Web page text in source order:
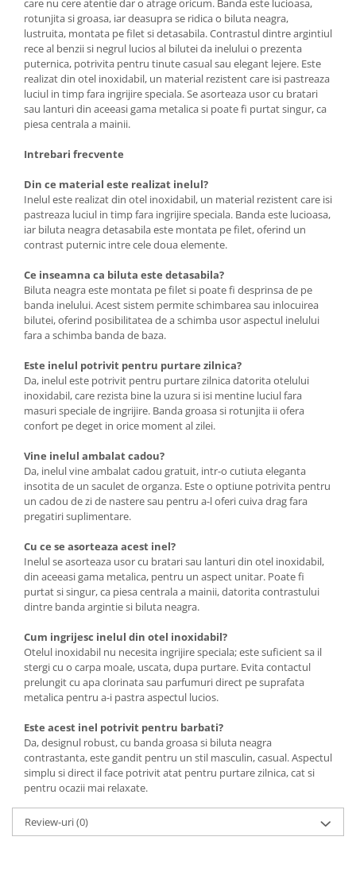
care nu cere atentie dar o atrage oricum. Banda este lucioasa,
rotunjita si groasa, iar deasupra se ridica o biluta neagra,
lustruita, montata pe filet si detasabila. Contrastul dintre argintiul
rece al benzii si negrul lucios al bilutei da inelului o prezenta
puternica, potrivita pentru tinute casual sau elegant lejere. Este
realizat din otel inoxidabil, un material rezistent care isi pastreaza
luciul in timp fara ingrijire speciala. Se asorteaza usor cu bratari
sau lanturi din aceeasi gama metalica si poate fi purtat singur, ca
piesa centrala a mainii.
Intrebari frecvente
Din ce material este realizat inelul?
Inelul este realizat din otel inoxidabil, un material rezistent care isi
pastreaza luciul in timp fara ingrijire speciala. Banda este lucioasa,
iar biluta neagra detasabila este montata pe filet, oferind un
contrast puternic intre cele doua elemente.
Ce inseamna ca biluta este detasabila?
Biluta neagra este montata pe filet si poate fi desprinsa de pe
banda inelului. Acest sistem permite schimbarea sau inlocuirea
bilutei, oferind posibilitatea de a schimba usor aspectul inelului
fara a schimba banda de baza.
Este inelul potrivit pentru purtare zilnica?
Da, inelul este potrivit pentru purtare zilnica datorita otelului
inoxidabil, care rezista bine la uzura si isi mentine luciul fara
masuri speciale de ingrijire. Banda groasa si rotunjita ii ofera
confort pe deget in orice moment al zilei.
Vine inelul ambalat cadou?
Da, inelul vine ambalat cadou gratuit, intr-o cutiuta eleganta
insotita de un saculet de organza. Este o optiune potrivita pentru
un cadou de zi de nastere sau pentru a-l oferi cuiva drag fara
pregatiri suplimentare.
Cu ce se asorteaza acest inel?
Inelul se asorteaza usor cu bratari sau lanturi din otel inoxidabil,
din aceeasi gama metalica, pentru un aspect unitar. Poate fi
purtat si singur, ca piesa centrala a mainii, datorita contrastului
dintre banda argintie si biluta neagra.
Cum ingrijesc inelul din otel inoxidabil?
Otelul inoxidabil nu necesita ingrijire speciala; este suficient sa il
stergi cu o carpa moale, uscata, dupa purtare. Evita contactul
prelungit cu apa clorinata sau parfumuri direct pe suprafata
metalica pentru a-i pastra aspectul lucios.
Este acest inel potrivit pentru barbati?
Da, designul robust, cu banda groasa si biluta neagra
contrastanta, este gandit pentru un stil masculin, casual. Aspectul
simplu si direct il face potrivit atat pentru purtare zilnica, cat si
pentru ocazii mai relaxate.
Review-uri(0)